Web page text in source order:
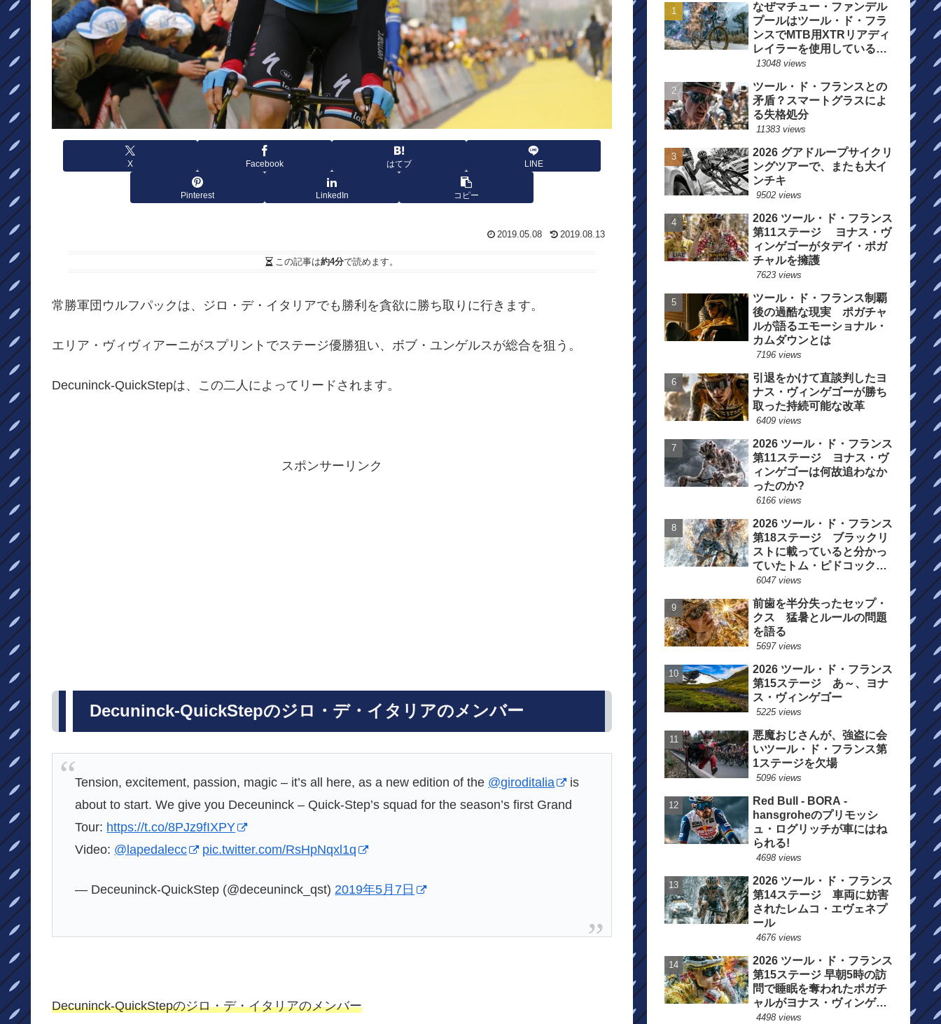
X Facebook はてブ LINE
Pinterest LinkedIn コピー
2019.05.08 2019.08.13
この記事は約4分で読めます。
常勝軍団ウルフパックは、ジロ・デ・イタリアでも勝利を貪欲に勝ち取りに行きます。
エリア・ヴィヴィアーニがスプリントでステージ優勝狙い、 ボブ・ユンゲルスが総合を狙う。
Decuninck-QuickStepは、この二人によってリードされます。
スポンサーリンク
Decuninck-QuickStepのジロ・デ・イタリアのメンバー
Tension, excitement, passion, magic – it’s all here, as a new edition of the @giroditalia
is
about to start. We give you Deceuninck – Quick-Step’s squad for the season’s first Grand
Tour: https://t.co/8PJz9fIXPY
Video: @lapedalecc pic.twitter.com/RsHpNqxl1q
— Deceuninck-QuickStep (@deceuninck_qst) 2019年5月7日
Decuninck-QuickStepのジロ・デ・イタリアのメンバー
なぜマチュー・ファンデル
プールはツール・ド・フラ
ンスでMTB用XTRリアディ
レイラーを使用しているの
か？
13048 views
ツール・ド・フランスとの
矛盾？スマートグラスによ
る失格処分
11383 views
2026 グアドループサイクリ
ングツアーで、またも大イ
ンチキ
9502 views
2026 ツール・ド・フランス
第11ステージ ヨナス・ヴ
ィンゲゴーがタデイ・ポガ
チャルを擁護
7623 views
ツール・ド・フランス制覇
後の過酷な現実 ポガチャ
ルが語るエモーショナル・
カムダウンとは
7196 views
引退をかけて直談判したヨ
ナス・ヴィンゲゴーが勝ち
取った持続可能な改革
6409 views
2026 ツール・ド・フランス
第11ステージ ヨナス・ヴ
ィンゲゴーは何故追わなか
ったのか?
6166 views
2026 ツール・ド・フランス
第18ステージ ブラックリ
ストに載っていると分かっ
ていたトム・ピドコックは
総合順位死守に
6047 views
前歯を半分失ったセップ・
クス 猛暑とルールの問題
を語る
5697 views
2026 ツール・ド・フランス
第15ステージ あ～、ヨナ
ス・ヴィンゲゴー
5225 views
悪魔おじさんが、強盗に会
いツール・ド・フランス第
1ステージを欠場
5096 views
Red Bull - BORA -
hansgroheのプリモッシ
ュ・ログリッチが車にはね
られる!
4698 views
2026 ツール・ド・フランス
第14ステージ 車両に妨害
されたレムコ・エヴェネプ
ール
4676 views
2026 ツール・ド・フランス
第15ステージ 早朝5時の訪
問で睡眠を奪われたポガチ
ャルがヨナス・ヴィンゲゴ
ーの離脱を惜しむ
4498 views